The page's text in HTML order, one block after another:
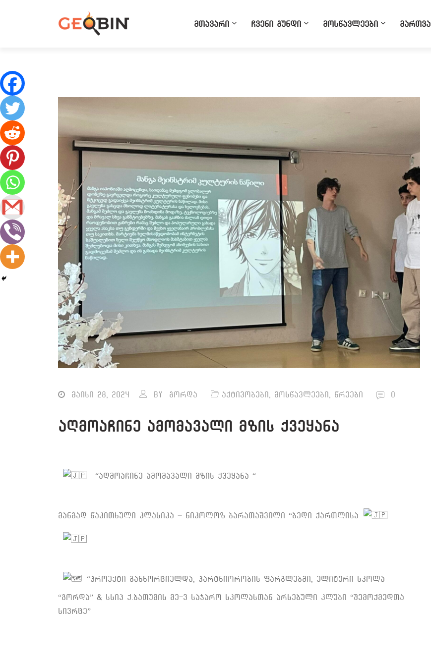
მთავარი ჩვენი გუნდი მოსწავლეები მართვა
მაისი 28, 2024 By გორდა აქტივობები მოსწავლეები წრეები 0
აღმოაჩინე ამომავალი მზის ქვეყანა
“აღმოაჩინე ამომავალი მზის ქვეყანა “
მანგად წაკითხული კლასიკა – ნიკოლოზ ბარათაშვილი “ბედი ქართლისა
“პროექტი განხორციელდა, პარტნიორობის ფარგლებში, ელიტური სკოლა
“გორდა” & სსიპ ქ.ბათუმის მე-3 საჯარო სკოლასთან არსებული კლუბი “შემოქმედთა
სივრცე”